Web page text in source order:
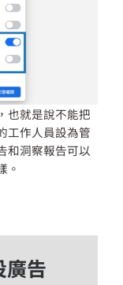
也就是說不能把
工作人員設為管
和洞察報告可以
。
廣告